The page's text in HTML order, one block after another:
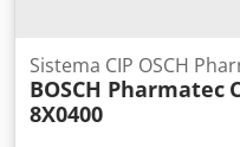
Sistema CIP OSCH
BOSCH Pharmatec
8X0400